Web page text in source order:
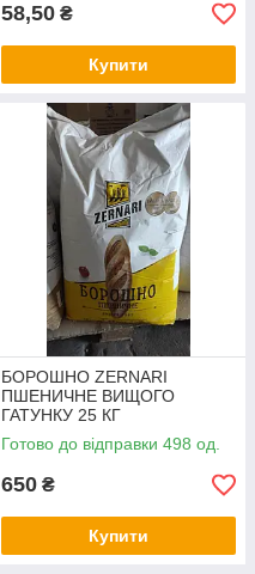
58,50 ₴
Купити
БОРОШНО ZERNARI
ПШЕНИЧНЕ ВИЩОГО
ГАТУНКУ 25 КГ
Готово до відправки 498 од.
650 ₴
Купити